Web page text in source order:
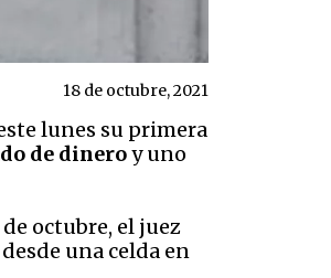
18 de octubre, 2021
lunes su primera
de dineroy uno
octubre, el juez
una celda en